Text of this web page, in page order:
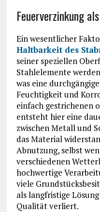
Feuerverzinkung
Ein wesentlicher
Haltbarkeit des
seiner speziellen
Stahlelemente
was eine
Feuchtigkeit und
einfach gestrichenen
entsteht hier eine
zwischen Metall und
das Material
Abnutzung, selbst
verschiedenen
hochwertige
viele
als langfristige
Qualität verliert.